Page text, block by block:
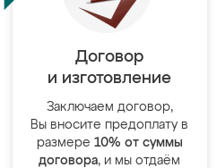
Договор
и изготовление
Заключаем договор,
Вы вносите предоплату в
размере 10% от суммы
договора, и мы отдаём